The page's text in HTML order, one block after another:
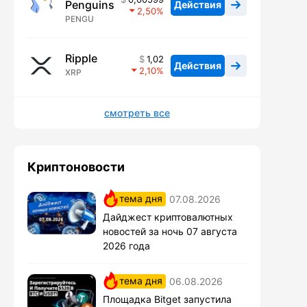
Penguins
PENGU
2,50
Действия
Ripple
XRP
1,02
2,10
Действия
смотреть все
Криптоновости
тема дня
07.08.2026
Дайджест криптовалютных
новостей за ночь 07 августа
2026 года
тема дня
06.08.2026
Площадка Bitget запустила